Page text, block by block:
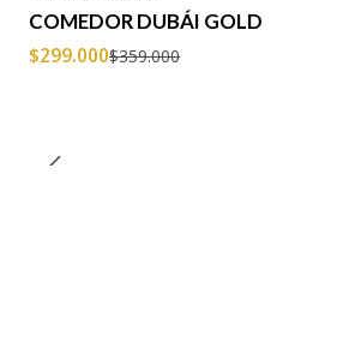
COMEDOR DUBÁI GOLD
$299.000$359.000